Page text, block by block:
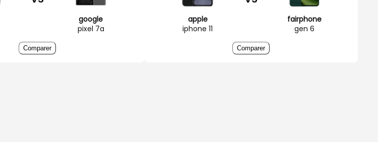
google
pixel 7a
Comparer
apple
iphone 11
fairphone
gen 6
Comparer